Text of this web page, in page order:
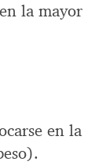
la mayor
en la